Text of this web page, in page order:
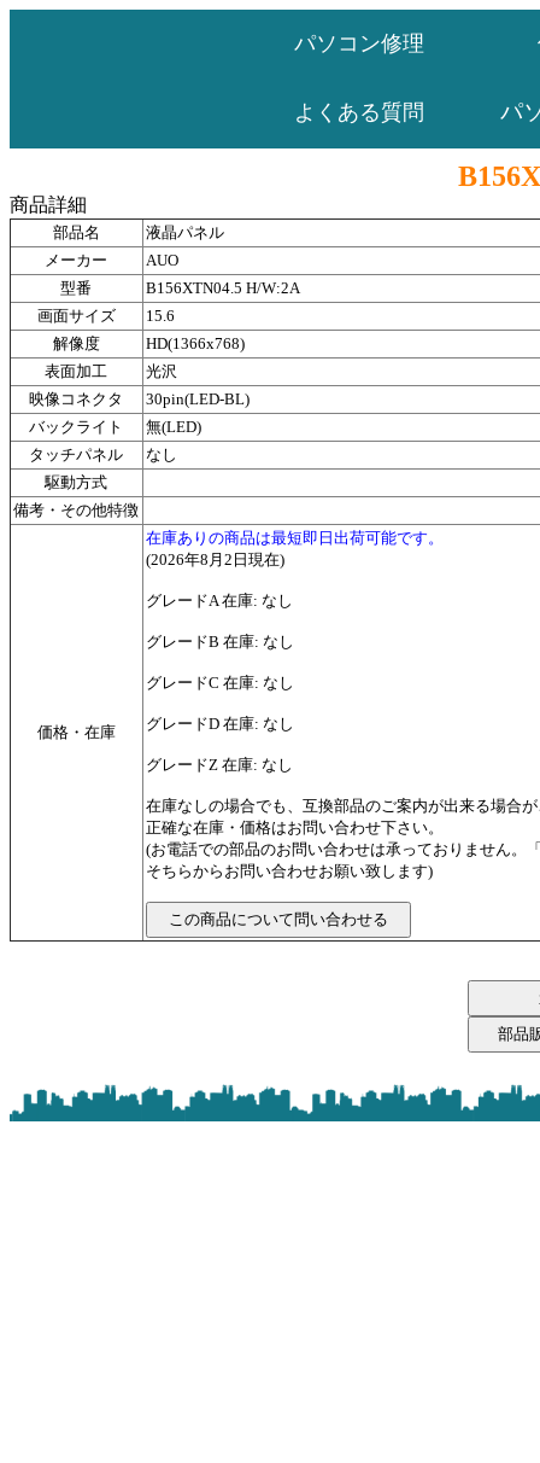
パソコン修理
よくある質問 パ
商品詳細
部品名
液晶パネル
メーカー
AUO
型番
B156XTN04.5 H/W:2A
画面サイズ
15.6
解像度
HD(1366x768)
表面加工
光沢
映像コネクタ
30pin(LED-BL)
バックライト
無(LED)
タッチパネル
なし
駆動方式
備考・その他特徴
価格・在庫
在庫ありの商品は最短即日出荷可能です。
(2026年8月2日現在)
グレードA 在庫: なし
グレードB 在庫: なし
グレードC 在庫: なし
グレードD 在庫: なし
グレードZ 在庫: なし
在庫なしの場合でも、互換部品のご案内が出来る場合
正確な在庫・価格はお問い合わせ下さい。
(お電話での部品のお問い合わせは承っておりません。
そちらからお問い合わせお願い致します)